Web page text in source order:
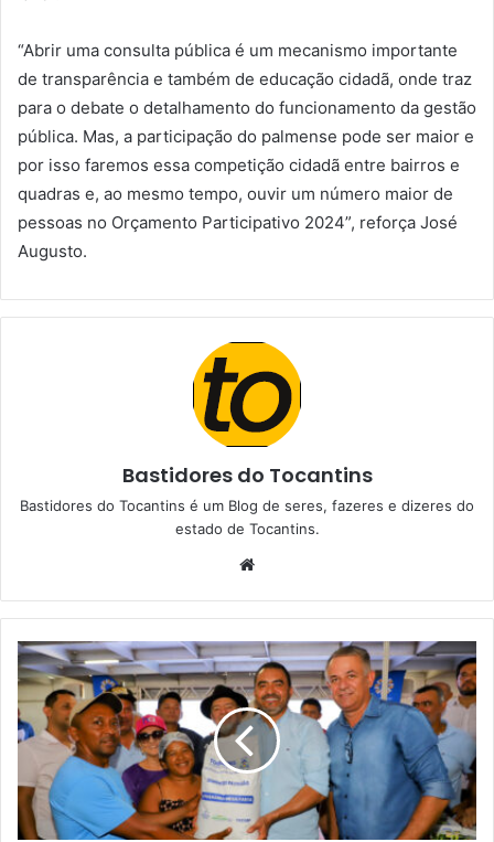
“Abrir uma consulta pública é um mecanismo importante
de transparência e também de educação cidadã, onde traz
para o debate o detalhamento do funcionamento da gestão
pública. Mas, a participação do palmense pode ser maior e
por isso faremos essa competição cidadã entre bairros e
quadras e, ao mesmo tempo, ouvir um número maior de
pessoas no Orçamento Participativo 2024”, reforça José
Augusto.
Bastidores do Tocantins
Bastidores do Tocantins é um Blog de seres, fazeres e dizeres do
estado de Tocantins.
b
s
i
t
e